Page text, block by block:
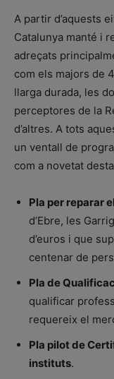
A partir d’aquests
Catalunya manté i
adreçats
com els majors de
llarga durada, les
perceptores de la
d’altres. A tots
un ventall de
com a novetat
Pla per reparar
d’Ebre, les
d’euros i que
centenar de
Pla de
qualificar
requereix el
Pla pilot de
instituts.